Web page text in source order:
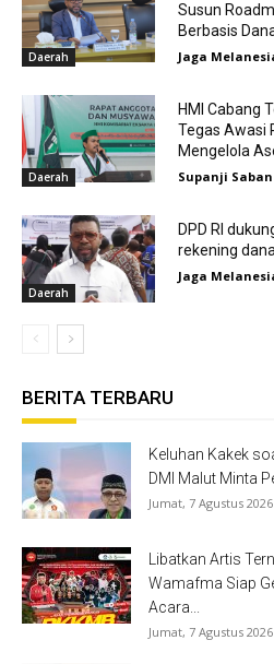
Daerah
Susun
Berbasis
Jaga
Daerah
HMI Cabang
Tegas Awasi
Mengelola
Supanji Saban
Daerah
DPD RI
rekening
Jaga
BERITA TERBARU
Keluhan Kakek
DMI Malut Minta
Jumat, 7 Agustus 2026
Libatkan Artis
Wamafma Siap
Acara...
Jumat, 7 Agustus 2026